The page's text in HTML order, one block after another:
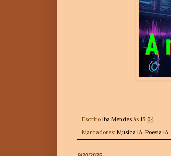
Escrito Iba Mendes às 13:04
Marcadores: Música IA, Poesia IA